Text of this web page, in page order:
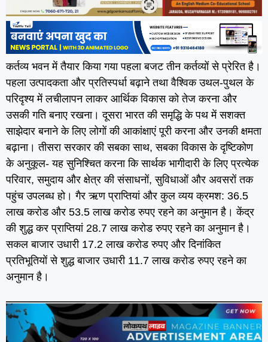
कर्तव्‍य भवन में तैयार किया गया पहला बजट तीन कर्तव्‍यों से प्रेरित है।
पहला उत्‍पादकता और प्रतिस्‍पर्धा बढ़ाने तथा वैश्विक उथल-पुथल के
परिदृश्‍य में लचीलापन लाकर आर्थिक विकास को तेज करना और
उसकी गति बनाए रखना। दूसरा भारत की समृद्धि के पथ में सशक्‍त
साझेदार बनाने के लिए लोगों की आकांक्षाएं पूरी करना और उनकी क्षमता
बढ़ाना। तीसरा सरकार की सबका साथ, सबका विकास के दृष्टिकोण
के अनुकूल- यह सुनिश्चित करना कि सार्थक भागीदारी के लिए प्रत्‍येक
परिवार, समुदाय और क्षेत्र की संसाधनों, सुविधाओं और अवसरों तक
पहुंच उपलब्‍ध हो। गैर ऋण प्राप्तियां और कुल व्‍यय क्रमश: 36.5
लाख करोड और 53.5 लाख करोड रुपए रहने का अनुमान है। केंद्र
की शुद्ध कर प्राप्तियां 28.7 लाख करोड रुपए रहने का अनुमान है।
सकल बाजार उधारी 17.2 लाख करोड रुपए और दिनांकित
प्रतिभूतियों से शुद्ध बाजार उधारी 11.7 लाख करोड रुपए रहने का
अनुमान है।